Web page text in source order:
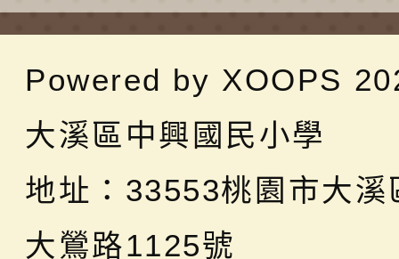
Powered by XOOPS
大溪區中興國民小學
地址： 33553桃園市大溪
大鶯路1125號